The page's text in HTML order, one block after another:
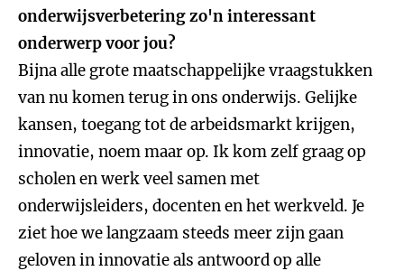
onderwijsverbetering zo'n interessant
onderwerp voor jou?
Bijna alle grote maatschappelijke vraagstukken
van nu komen terug in ons onderwijs. Gelijke
kansen, toegang tot de arbeidsmarkt krijgen,
innovatie, noem maar op. Ik kom zelf graag op
scholen en werk veel samen met
onderwijsleiders, docenten en het werkveld. Je
ziet hoe we langzaam steeds meer zijn gaan
geloven in innovatie als antwoord op alle